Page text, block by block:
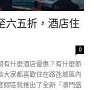
六五折，酒店住
0
有什麼酒店優惠？有什麼節
大家都喜歡住在路氹城區內
假區就推出了全新「澳門盛